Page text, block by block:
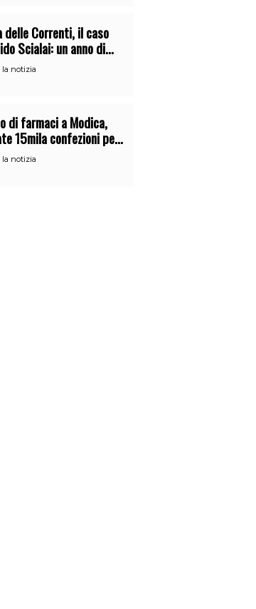
delle Correnti, il caso
Scialai: un anno di
ricorsi e provvedimenti
la notizia
di farmaci a Modica,
15mila confezioni per
euro
la notizia